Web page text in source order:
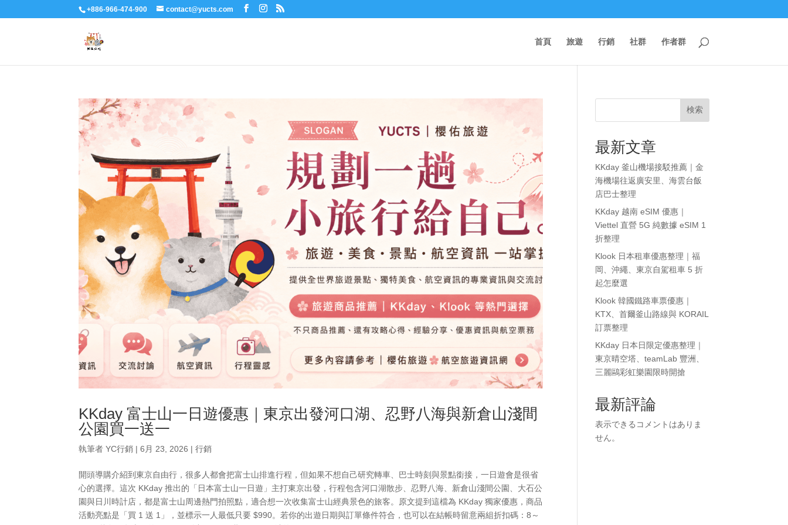
+886-966-474-900 contact@yucts.com
首頁 旅遊 行銷 社群 作者群
KKday 富士山一日遊優惠｜東京出發河口湖、忍野八海與新倉山淺間
公園買一送一
執筆者YC行銷 |6月 23, 2026 |行銷
開頭導購介紹到東京自由行，很多人都會把富士山排進行程，但如果不想自己研究轉車、巴士時刻與景點銜接，一日遊會是很省
心的選擇。這次 KKday 推出的「日本富士山一日遊」主打東京出發，行程包含河口湖散步、忍野八海、新倉山淺間公園、大石公
園與日川時計店，都是富士山周邊熱門拍照點，適合想一次收集富士山經典景色的旅客。原文提到這檔為 KKday 獨家優惠，商品
活動亮點是「買 1 送 1」，並標示一人最低只要 $990。若你的出遊日期與訂單條件符合，也可以在結帳時留意兩組折扣碼：8～
検索
最新文章
KKday 釜山機場接駁推薦｜金
海機場往返廣安里、海雲台飯
店巴士整理
KKday 越南 eSIM 優惠｜
Viettel 直營 5G 純數據 eSIM 1
折整理
Klook 日本租車優惠整理｜福
岡、沖繩、東京自駕租車 5 折
起怎麼選
Klook 韓國鐵路車票優惠｜
KTX、首爾釜山路線與 KORAIL
訂票整理
KKday 日本日限定優惠整理｜
東京晴空塔、teamLab 豐洲、
三麗鷗彩虹樂園限時開搶
最新評論
表示できるコメントはありま
せん。